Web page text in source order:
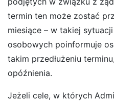
termin ten może zostać
miesiące – w takiej
osobowych poinformuje
takim przedłużeniu
opóźnienia.
Jeżeli cele, w których